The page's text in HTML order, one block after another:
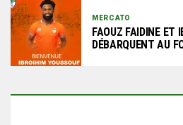
MERCATO
FAOUZ FAIDINE ET
DÉBARQUENT AU